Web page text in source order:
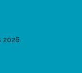
2026